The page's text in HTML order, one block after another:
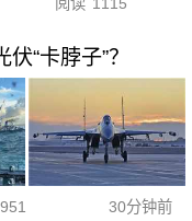
阅读 1115
“卡脖子”？
951 30分钟前